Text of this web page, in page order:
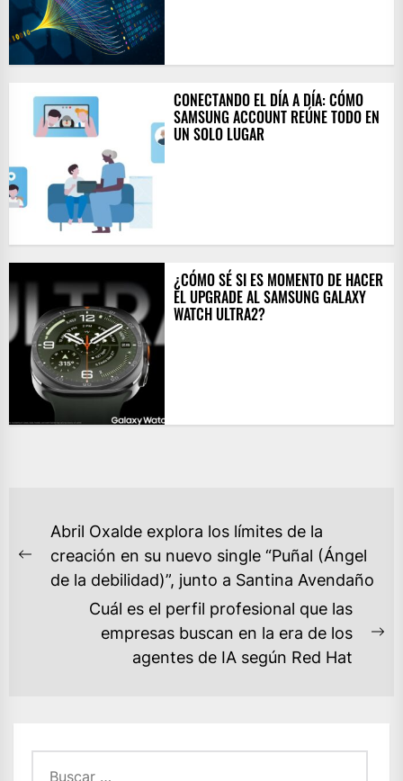
CONECTANDO EL DÍA A DÍA: CÓMO
SAMSUNG ACCOUNT REÚNE TODO EN
UN SOLO LUGAR
¿CÓMO SÉ SI ES MOMENTO DE HACER
EL UPGRADE AL SAMSUNG GALAXY
WATCH ULTRA2?
NAVEGACIÓN
DE
ENTRADAS
Previous
post:
Abril Oxalde explora los límites de la
creación en su nuevo single “Puñal (Ángel
de la debilidad)”, junto a Santina Avendaño
Cuál es el perfil profesional que las
empresas buscan en la era de los
agentes de IA según Red Hat